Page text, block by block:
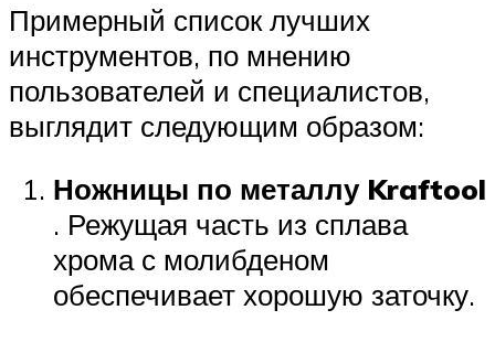
Примерный список лучших
инструментов, по мнению
пользователей и специалистов,
выглядит следующим образом:
Ножницы по металлу Kraftool
. Режущая часть из сплава
хрома с молибденом
обеспечивает хорошую заточку.